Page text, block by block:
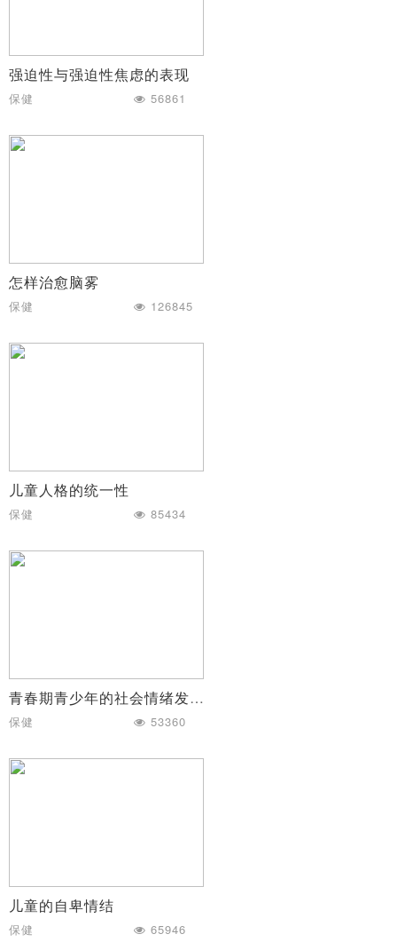
强迫性与强迫性焦虑的表现
保健 56861
怎样治愈脑雾
保健 126845
儿童人格的统一性
保健 85434
青春期青少年的社会情绪发展
保健 53360
儿童的自卑情结
保健 65946